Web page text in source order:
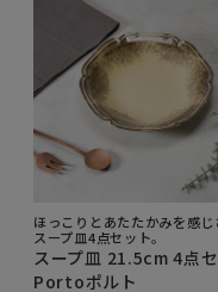
ほっこりとあたたかみを感じ
スープ皿4点セット。
スープ皿 21.5cm 4点
Portoポルト